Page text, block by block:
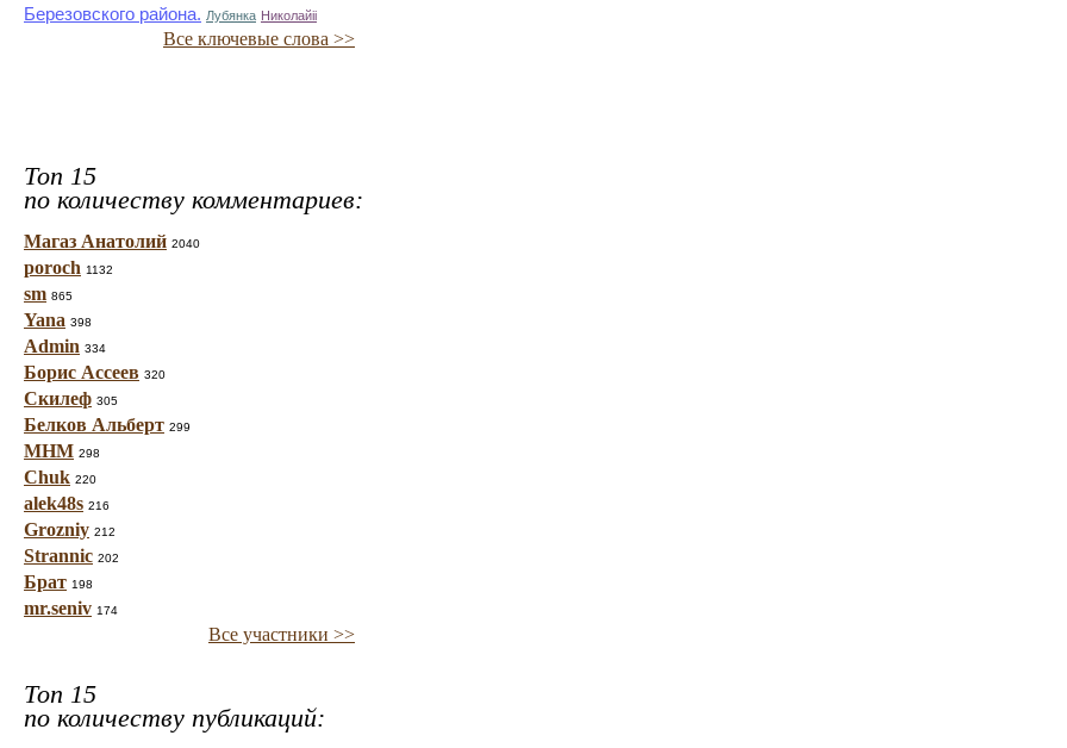
Березовского района. Лубянка Николайii
Все ключевые слова >>
Топ 15
по количеству комментариев:
Магаз Анатолий 2040
poroch 1132
sm 865
Yana 398
Admin 334
Борис Ассеев 320
Скилеф 305
Белков Альберт 299
МНМ 298
Chuk 220
alek48s 216
Grozniy 212
Strannic 202
Брат 198
mr.seniv 174
Все участники >>
Топ 15
по количеству публикаций: